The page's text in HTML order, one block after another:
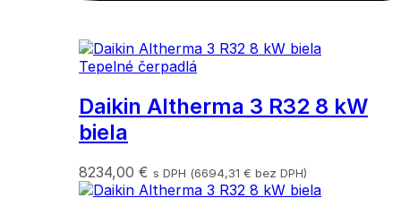
Tepelné čerpadlá
Daikin Altherma 3 R32 8 kW
biela
8234,00 € s DPH (6694,31 € bez DPH)